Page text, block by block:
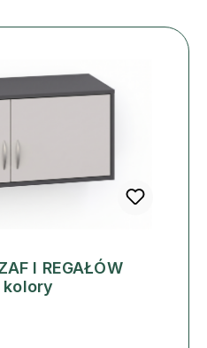
I REGAŁÓW
kolory